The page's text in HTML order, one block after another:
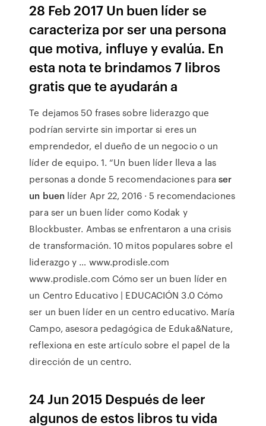
28 Feb 2017 Un buen líder se
caracteriza por ser una persona
que motiva, influye y evalúa. En
esta nota te brindamos 7 libros
gratis que te ayudarán a
Te dejamos 50 frases sobre liderazgo que
podrían servirte sin importar si eres un
emprendedor, el dueño de un negocio o un
líder de equipo. 1. “Un buen líder lleva a las
personas a donde 5 recomendaciones paraser
un buen líder Apr 22, 2016 · 5 recomendaciones
para ser un buen líder como Kodak y
Blockbuster. Ambas se enfrentaron a una crisis
de transformación. 10 mitos populares sobre el
liderazgo y … www.prodisle.com
www.prodisle.com Cómo ser un buen líder en
un Centro Educativo | EDUCACIÓN 3.0 Cómo
ser un buen líder en un centro educativo. María
Campo, asesora pedagógica de Eduka&Nature,
reflexiona en este artículo sobre el papel de la
dirección de un centro.
24 Jun 2015 Después de leer
algunos de estos libros tu vida